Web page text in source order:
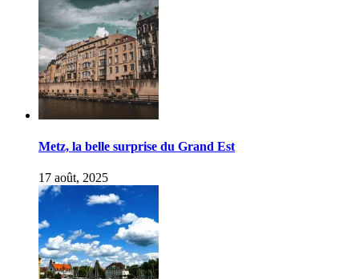
Metz, la belle surprise du Grand Est
17 août, 2025